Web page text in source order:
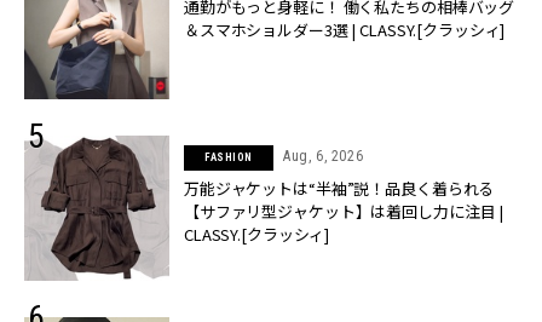
通勤がもっと身軽に！ 働く私たちの相棒バッグ
＆スマホショルダー3選 | CLASSY.[クラッシィ]
FASHION Aug, 6, 2026
万能ジャケットは“半袖”説！品良く着られる
【サファリ型ジャケット】は着回し力に注目 |
CLASSY.[クラッシィ]